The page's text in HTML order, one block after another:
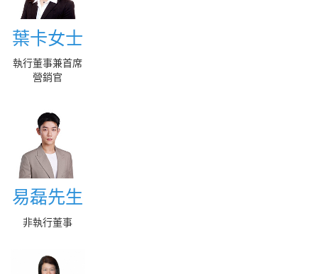
葉卡女士
More
葉卡女士
執行董事兼首席
營銷官
易磊先生
More
易磊先生
非執行董事